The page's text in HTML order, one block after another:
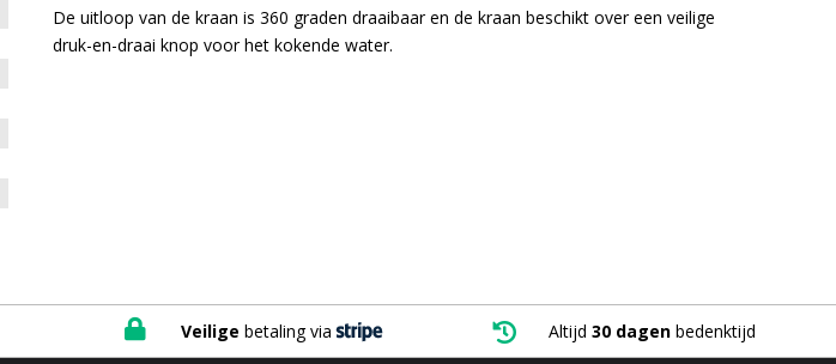
De uitloop van de kraan is 360 graden draaibaar en de kraan beschikt over een veilige
druk-en-draai knop voor het kokende water.
 Veilige betaling via  Altijd 30 dagenbedenktijd